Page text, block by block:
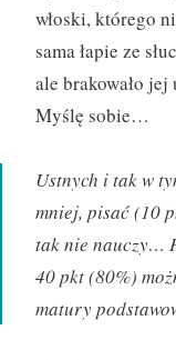
włoski, którego
sama łapie ze
ale brakowało
Myślę sobie…
Ustnych i tak w
mniej, pisać (10
tak nie nauczy…
40 pkt (80%)
matury